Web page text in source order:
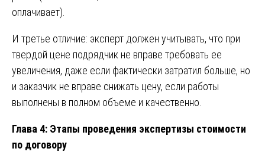
оплачивает).
И третье отличие: эксперт должен учитывать, что при
твердой цене подрядчик не вправе требовать ее
увеличения, даже если фактически затратил больше, но
и заказчик не вправе снижать цену, если работы
выполнены в полном объеме и качественно.
Глава 4: Этапы проведения экспертизы стоимости
по договору